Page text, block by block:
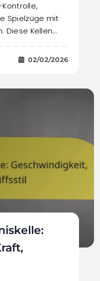
Spielzüge mit
Diese Kellen…
02/02/2026